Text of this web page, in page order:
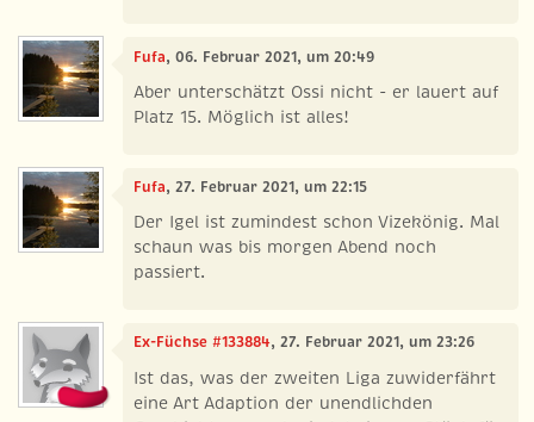
Fufa, 06. Februar 2021, um 20:49
Aber unterschätzt Ossi nicht - er lauert auf
Platz 15. Möglich ist alles!
Fufa, 27. Februar 2021, um 22:15
Der Igel ist zumindest schon Vizekönig. Mal
schaun was bis morgen Abend noch
passiert.
Ex-Füchse #133884, 27. Februar 2021, um 23:26
Ist das, was der zweiten Liga zuwiderfährt
eine Art Adaption der unendlichden